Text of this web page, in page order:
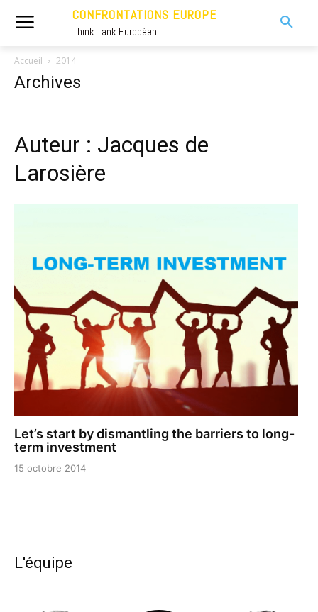
CONFRONTATIONS EUROPE
Think Tank Européen
Accueil 2014
Archives
Auteur : Jacques de
Larosière
Let’s start by dismantling the barriers to long-
term investment
15 octobre 2014
L'équipe